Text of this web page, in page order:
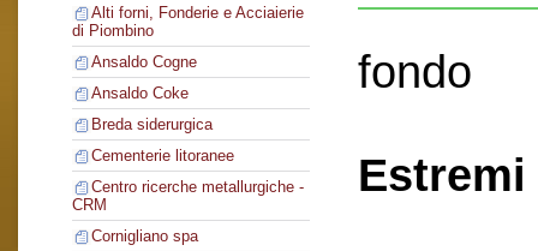
Alti forni, Fonderie e Acciaierie
di Piombino
Ansaldo Cogne
Ansaldo Coke
Breda siderurgica
Cementerie litoranee
Centro ricerche metallurgiche -
CRM
Cornigliano spa
fondo